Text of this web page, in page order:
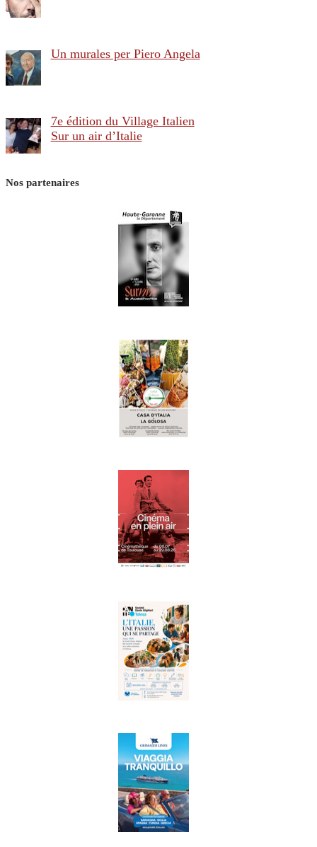
Un murales per Piero Angela
7e édition du Village Italien
Sur un air d’Italie
Nos partenaires